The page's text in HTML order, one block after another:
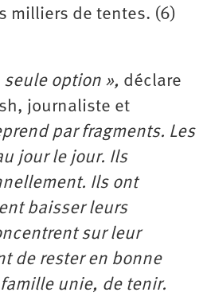
milliers de tentes. (6)
seule option », déclare
journaliste et
par fragments. Les
jour le jour. Ils
Ils ont
baisser leurs
sur leur
de rester en bonne
unie, de tenir.